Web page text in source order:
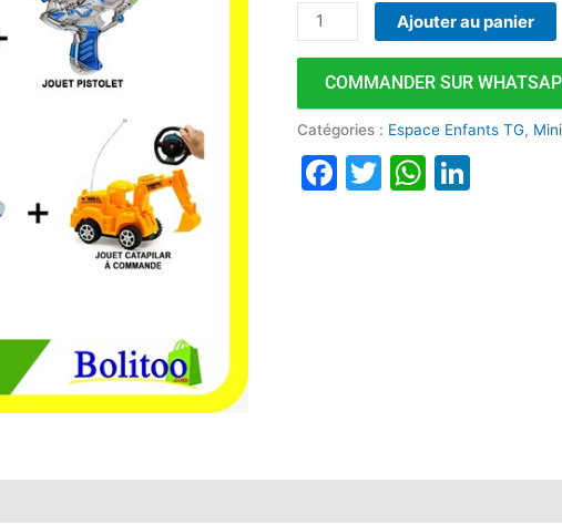
Ajouter au panier
COMMANDER SUR
Catégories : Espace Enfants TG,
Facebook
Twitter